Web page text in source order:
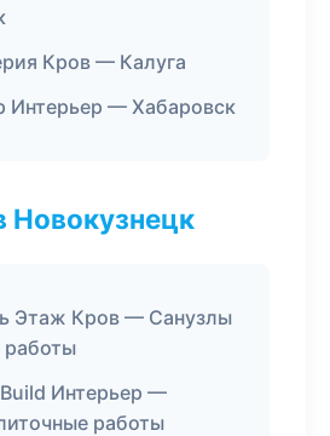
Кров — Калуга
Интерьер — Хабаровск
Новокузнецк
Этаж Кров — Санузлы
работы
Интерьер —
работы